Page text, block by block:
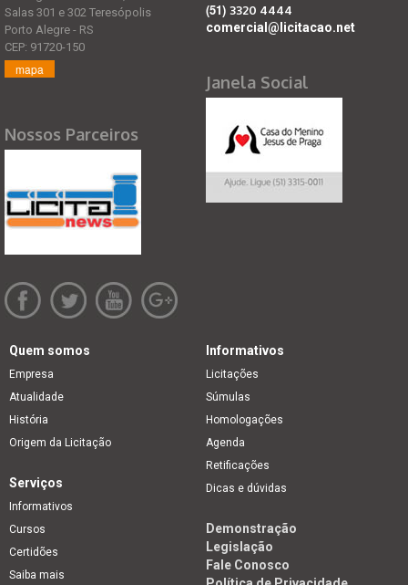
Salas 301 e 302 Teresópolis
Porto Alegre - RS
CEP: 91720-150
mapa
Nossos Parceiros
(51) 3320 4444
comercial@licitacao.net
Janela Social
Quem somos
Empresa
Atualidade
História
Origem da Licitação
Informativos
Licitações
Súmulas
Homologações
Agenda
Retificações
Dicas e dúvidas
Serviços
Informativos
Cursos
Certidões
Saiba mais
Demonstração
Legislação
Fale Conosco